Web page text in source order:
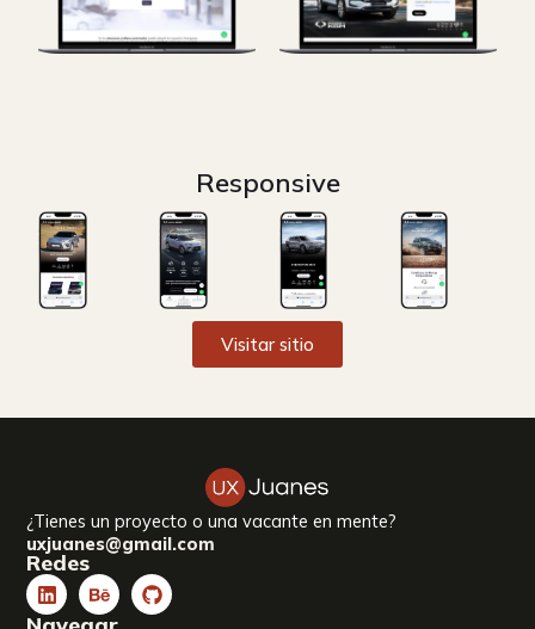
Responsive
Visitar sitio
¿Tienes un proyecto o una vacante en mente?
uxjuanes@gmail.com
Redes
LinkedinBehanceGithub